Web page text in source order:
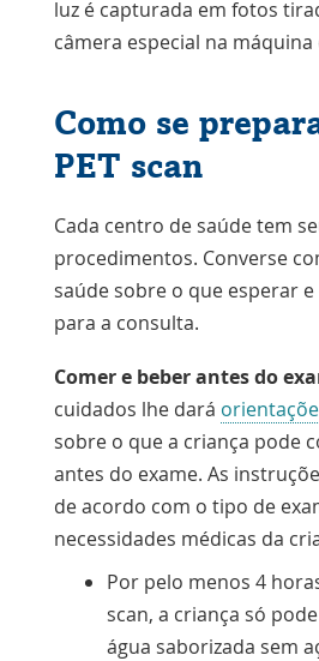
luz é capturada em fotos
câmera especial na máquina
Como se
PET scan
Cada centro de saúde tem
procedimentos. Converse
saúde sobre o que esperar
para a consulta.
Comer e beber antes do
cuidados lhe dará
sobre o que a criança pode
antes do exame. As
de acordo com o tipo de
necessidades médicas da
Por pelo menos 4
scan, a criança só
água saborizada sem